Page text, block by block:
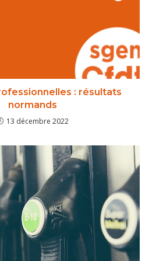
: résultats
normands
13 décembre 2022